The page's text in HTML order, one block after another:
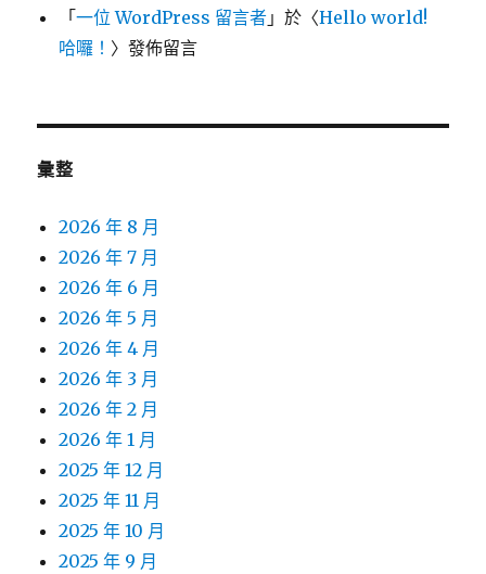
「一位 WordPress 留言者 」於〈Hello world!
哈囉！ 〉發佈留言
彙整
2026 年 8 月
2026 年 7 月
2026 年 6 月
2026 年 5 月
2026 年 4 月
2026 年 3 月
2026 年 2 月
2026 年 1 月
2025 年 12 月
2025 年 11 月
2025 年 10 月
2025 年 9 月